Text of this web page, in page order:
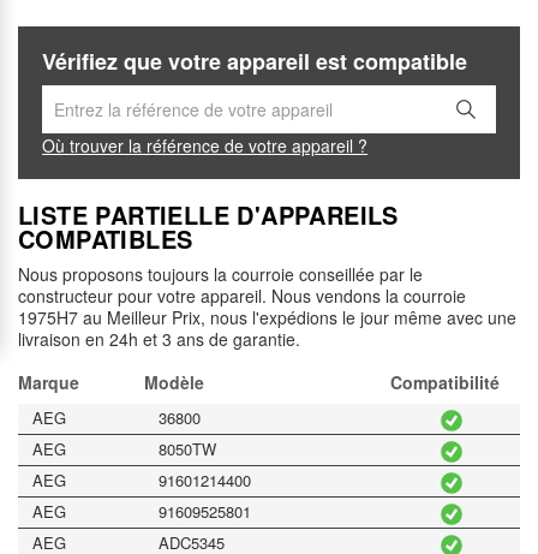
Vérifiez que votre appareil est compatible
Où trouver la référence de votre appareil ?
LISTE PARTIELLE D'APPAREILS
COMPATIBLES
Nous proposons toujours la courroie conseillée par le
constructeur pour votre appareil. Nous vendons la courroie
1975H7 au Meilleur Prix, nous l'expédions le jour même avec une
livraison en 24h et 3 ans de garantie.
Marque
Modèle Compatibilité
AEG
36800
AEG
8050TW
AEG
91601214400
AEG
91609525801
AEG
ADC5345